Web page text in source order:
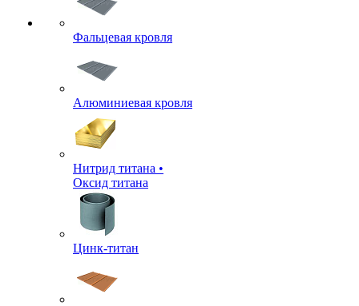
Фальцевая кровля
Алюминиевая кровля
Нитрид титана •
Оксид титана
Цинк-титан